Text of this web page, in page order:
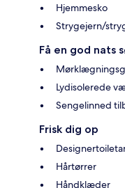
Hjemmesko
Strygejern/
Få en god nats
Lydisolerede
Sengelinned
Frisk dig op
Hårtørrer
Håndklæder